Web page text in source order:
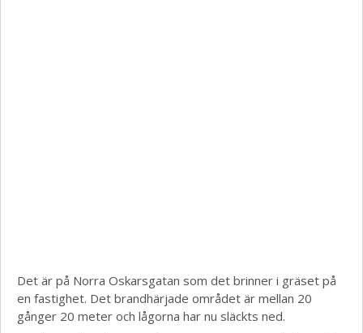
Det är på Norra Oskarsgatan som det brinner i gräset på
en fastighet. Det brandhärjade området är mellan 20
gånger 20 meter och lågorna har nu släckts ned.